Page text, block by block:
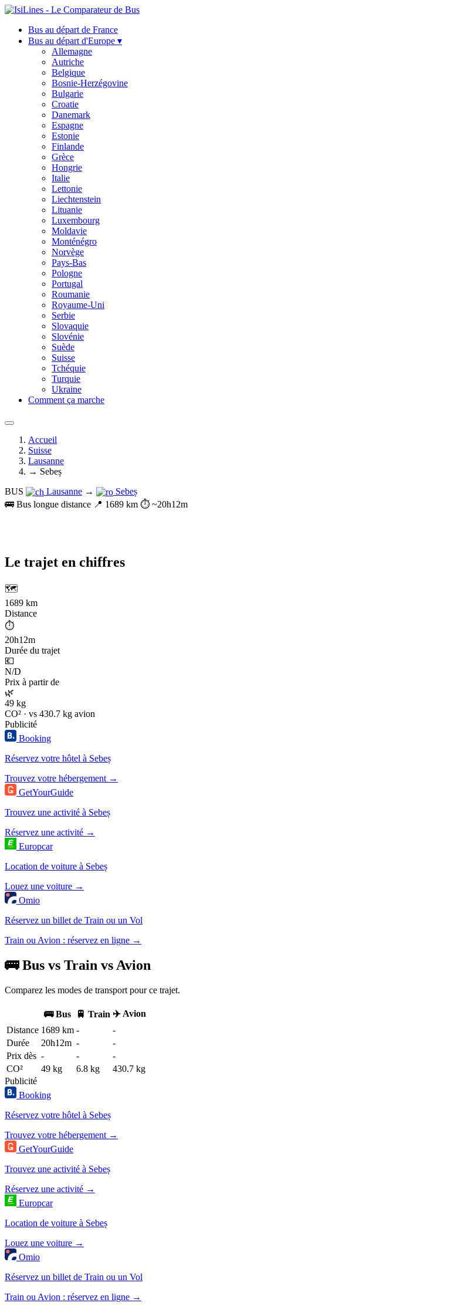
Bus au départ de France
Bus au départ d'Europe ▾
Allemagne
Autriche
Belgique
Bosnie-Herzégovine
Bulgarie
Croatie
Danemark
Espagne
Estonie
Finlande
Grèce
Hongrie
Italie
Lettonie
Liechtenstein
Lituanie
Luxembourg
Moldavie
Monténégro
Norvège
Pays-Bas
Pologne
Portugal
Roumanie
Royaume-Uni
Serbie
Slovaquie
Slovénie
Suède
Suisse
Tchéquie
Turquie
Ukraine
Comment ça marche
Accueil
Suisse
Lausanne
→ Sebeș
BUS
Lausanne →
Sebeș
🚌 Bus longue distance 📍 1689 km ⏱️ ~20h12m
Le trajet en chiffres
🗺️
1689 km
Distance
⏱️
20h12m
Durée du trajet
💶
N/D
Prix à partir de
🌿
49 kg
CO² · vs 430.7 kg avion
Publicité
Booking
Réservez votre hôtel à Sebeș
Trouvez votre hébergement →
GetYourGuide
Trouvez une activité à Sebeș
Réservez une activité →
Europcar
Location de voiture à Sebeș
Louez une voiture →
Omio
Réservez un billet de Train ou un Vol
Train ou Avion : réservez en ligne →
🚌 Bus vs Train vs Avion
Comparez les modes de transport pour ce trajet.
🚌 Bus 🚆 Train ✈️ Avion
Distance 1689 km -
-
Durée
20h12m -
-
Prix dès - -
-
CO²
49 kg 6.8 kg
430.7 kg
Publicité
Booking
Réservez votre hôtel à Sebeș
Trouvez votre hébergement →
GetYourGuide
Trouvez une activité à Sebeș
Réservez une activité →
Europcar
Location de voiture à Sebeș
Louez une voiture →
Omio
Réservez un billet de Train ou un Vol
Train ou Avion : réservez en ligne →